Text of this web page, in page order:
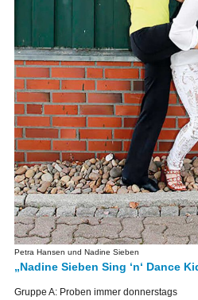
Petra Hansen und Nadine Sieben
„Nadine Sieben Sing ‘n‘ Dance
Gruppe A: Proben immer donnerstags